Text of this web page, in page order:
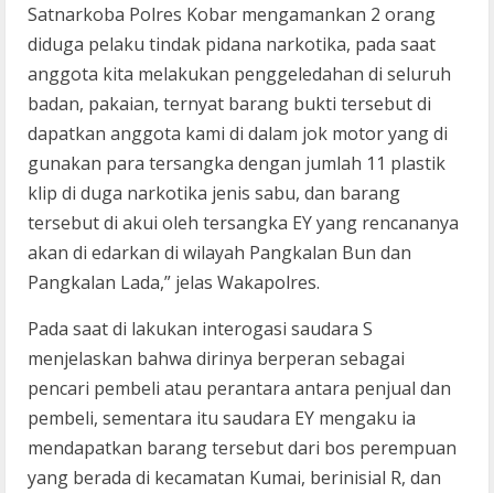
Satnarkoba Polres Kobar mengamankan 2 orang
diduga pelaku tindak pidana narkotika, pada saat
anggota kita melakukan penggeledahan di seluruh
badan, pakaian, ternyat barang bukti tersebut di
dapatkan anggota kami di dalam jok motor yang di
gunakan para tersangka dengan jumlah 11 plastik
klip di duga narkotika jenis sabu, dan barang
tersebut di akui oleh tersangka EY yang rencananya
akan di edarkan di wilayah Pangkalan Bun dan
Pangkalan Lada,” jelas Wakapolres.
Pada saat di lakukan interogasi saudara S
menjelaskan bahwa dirinya berperan sebagai
pencari pembeli atau perantara antara penjual dan
pembeli, sementara itu saudara EY mengaku ia
mendapatkan barang tersebut dari bos perempuan
yang berada di kecamatan Kumai, berinisial R, dan